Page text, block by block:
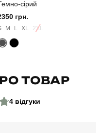
сірий
грн.
M L XL 2XL
ТОВАР
4 відгуки